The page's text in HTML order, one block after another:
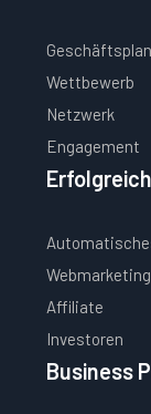
Geschäftsplan
Wettbewerb
Netzwerk
Engagement
Webmarketing
Affiliate
Investoren
Business